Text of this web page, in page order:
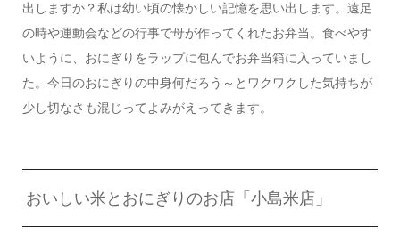
出しますか？私は幼い頃の懐かしい記憶を思い出します。遠足
の時や運動会などの行事で母が作ってくれたお弁当。食べやす
いように、おにぎりをラップに包んでお弁当箱に入っていまし
た。今日のおにぎりの中身何だろう～とワクワクした気持ちが
少し切なさも混じってよみがえってきます。
おいしい米とおにぎりのお店「小島米店」